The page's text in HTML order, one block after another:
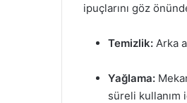
ipuçlarını göz
Temizlik: Arka
Yağlama:
süreli kullanım